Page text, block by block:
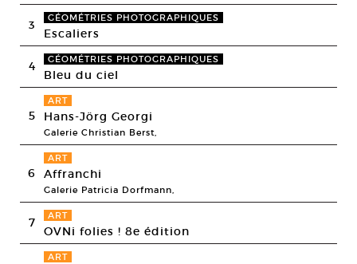
3 GÉOMÉTRIES PHOTOGRAPHIQUES
Escaliers
4 GÉOMÉTRIES PHOTOGRAPHIQUES
Bleu du ciel
5
ART
Hans-Jörg Georgi
Galerie Christian Berst,
6
ART
Affranchi
Galerie Patricia Dorfmann,
7 ART
OVNi folies ! 8e édition
ART